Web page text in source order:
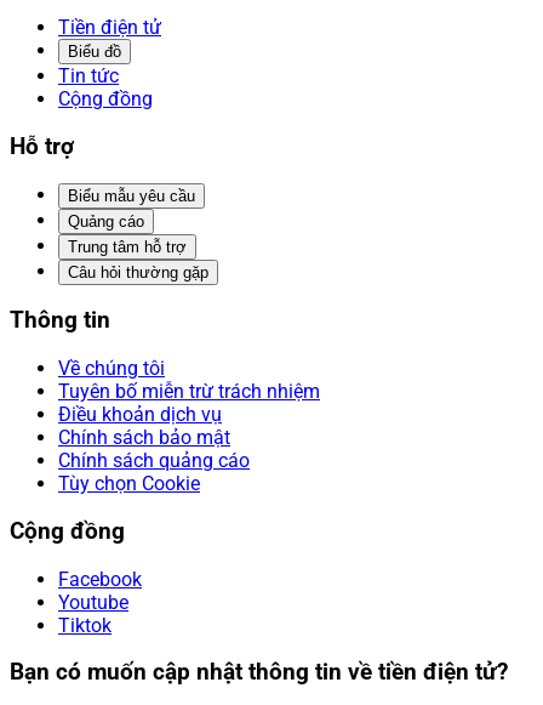
Tiền điện tử
Biểu đồ
Tin tức
Cộng đồng
Hỗ trợ
Biểu mẫu yêu cầu
Quảng cáo
Trung tâm hỗ trợ
Câu hỏi thường gặp
Thông tin
Về chúng tôi
Tuyên bố miễn trừ trách nhiệm
Điều khoản dịch vụ
Chính sách bảo mật
Chính sách quảng cáo
Tùy chọn Cookie
Cộng đồng
Facebook
Youtube
Tiktok
Bạn có muốn cập nhật thông tin về tiền điện tử?